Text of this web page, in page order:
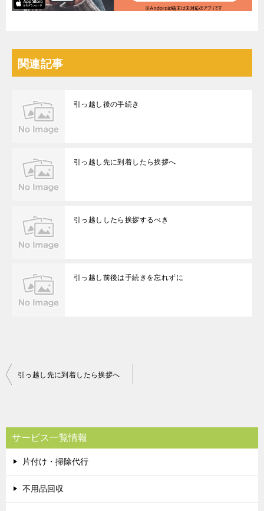
関連記事
引っ越し後の手続き
引っ越し先に到着したら挨拶へ
引っ越ししたら挨拶するべき
引っ越し前後は手続きを忘れずに
投
ビ
ゲ
ー
シ
引っ越し先に到着したら挨拶へ
サービス一覧情報
片付け・掃除代行
不用品回収